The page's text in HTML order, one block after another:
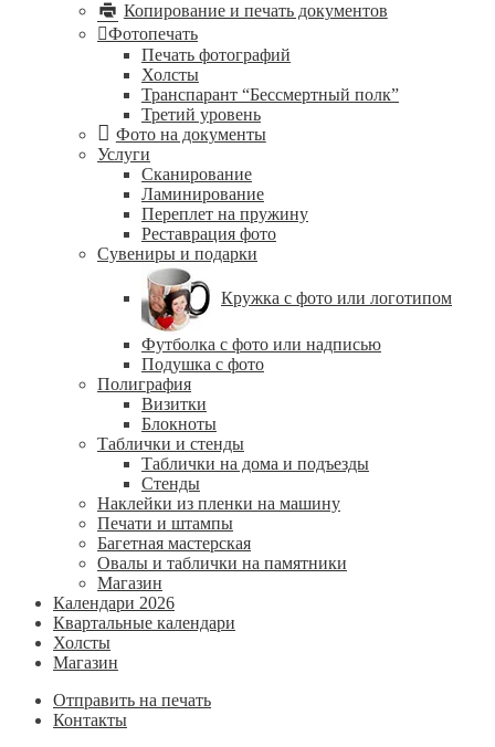
Копирование и печать документов
Фотопечать
Печать фотографий
Холсты
Транспарант “Бессмертный полк”
Третий уровень
Фото на документы
Услуги
Сканирование
Ламинирование
Переплет на пружину
Реставрация фото
Сувениры и подарки
Кружка с фото или логотипом
Футболка с фото или надписью
Подушка с фото
Полиграфия
Визитки
Блокноты
Таблички и стенды
Таблички на дома и подъезды
Стенды
Наклейки из пленки на машину
Печати и штампы
Багетная мастерская
Овалы и таблички на памятники
Магазин
Календари 2026
Квартальные календари
Холсты
Магазин
Отправить на печать
Контакты